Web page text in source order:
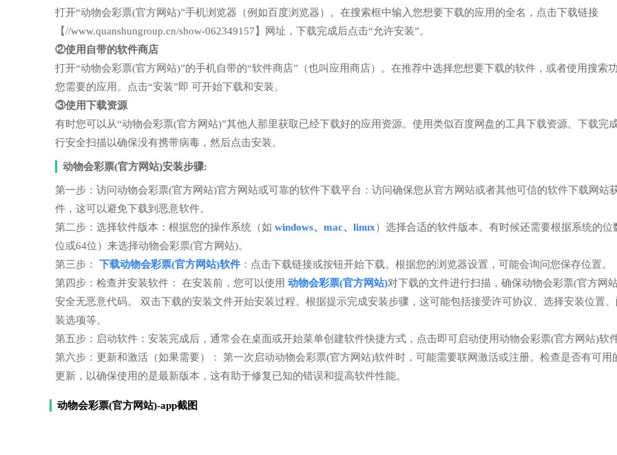
打开“动物会彩票(官方网站)”手机浏览器（例如百度浏览器）。在搜索框中输入您想要下载的应用的全名，点击下载链接
【//www.quanshungroup.cn/show-062349157】网址，下载完成后点击“允许安装”。
②使用自带的软件商店
打开“动物会彩票(官方网站)”的手机自带的“软件商店”（也叫应用商店）。在推荐中选择您想要下载的软件，或者使用搜索
您需要的应用。点击“安装”即 可开始下载和安装。
③使用下载资源
有时您可以从“动物会彩票(官方网站)”其他人那里获取已经下载好的应用资源。使用类似百度网盘的工具下载资源。下载完
行安全扫描以确保没有携带病毒，然后点击安装。
动物会彩票(官方网站)安装步骤:
第一步：访问动物会彩票(官方网站)官方网站或可靠的软件下载平台：访问确保您从官方网站或者其他可信的软件下载网站
件，这可以避免下载到恶意软件。
第二步：选择软件版本：根据您的操作系统（如 windows、mac、linux）选择合适的软件版本。有时候还需要根据系统的位
位或64位）来选择动物会彩票(官方网站)。
第三步： 下载动物会彩票(官方网站)软件 ：点击下载链接或按钮开始下载。根据您的浏览器设置，可能会询问您保存位置。
第四步：检查并安装软件： 在安装前，您可以使用 动物会彩票(官方网站)对下载的文件进行扫描，确保动物会彩票(官方网
安全无恶意代码。 双击下载的安装文件开始安装过程。根据提示完成安装步骤，这可能包括接受许可协议、选择安装位置
装选项等。
第五步：启动软件：安装完成后，通常会在桌面或开始菜单创建软件快捷方式，点击即可启动使用动物会彩票(官方网站)软
第六步：更新和激活（如果需要）： 第一次启动动物会彩票(官方网站)软件时，可能需要联网激活或注册。检查是否有可用
更新，以确保使用的是最新版本，这有助于修复已知的错误和提高软件性能。
动物会彩票(官方网站)-app截图